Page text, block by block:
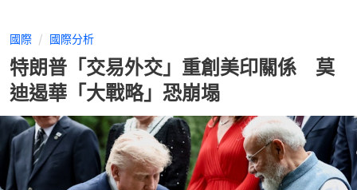
國際 國際分析
特朗普「交易外交」重創美印關係 莫
迪遏華「大戰略」恐崩塌